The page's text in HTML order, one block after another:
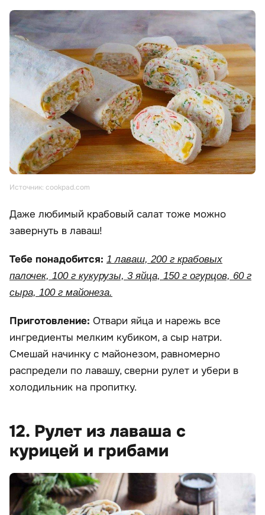
Источник: cookpad.com
Даже любимый крабовый салат тоже можно
завернуть в лаваш!
Тебе понадобится: 1 лаваш, 200 г крабовых
палочек, 100 г кукурузы, 3 яйца, 150 г огурцов, 60 г
сыра, 100 г майонеза.
Приготовление: Отвари яйца и нарежь все
ингредиенты мелким кубиком, а сыр натри.
Смешай начинку с майонезом, равномерно
распредели по лавашу, сверни рулет и убери в
холодильник на пропитку.
12. Рулет из лаваша с
курицей и грибами